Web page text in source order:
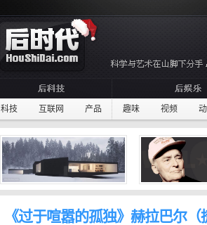
科技 互联网 产品 趣味 视频
《过于喧嚣的孤独》赫拉巴尔（